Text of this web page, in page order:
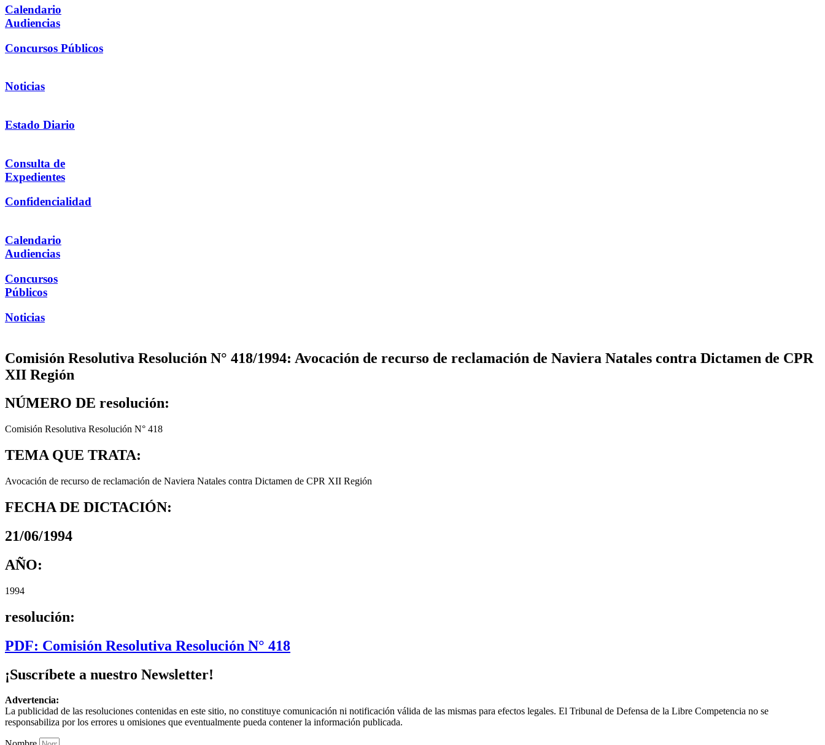
Calendario
Audiencias
Concursos Públicos
Noticias
Estado Diario
Consulta de
Expedientes
Confidencialidad
Calendario
Audiencias
Concursos
Públicos
Noticias
Comisión Resolutiva Resolución N° 418/1994: Avocación de recurso de reclamación de Naviera Natales contra Dictamen de CPR
XII Región
NÚMERO DE resolución:
Comisión Resolutiva Resolución N° 418
TEMA QUE TRATA:
Avocación de recurso de reclamación de Naviera Natales contra Dictamen de CPR XII Región
FECHA DE DICTACIÓN:
21/06/1994
AÑO:
1994
resolución:
PDF: Comisión Resolutiva Resolución N° 418
¡Suscríbete a nuestro Newsletter!
Advertencia:
La publicidad de las resoluciones contenidas en este sitio, no constituye comunicación ni notificación válida de las mismas para efectos legales. El Tribunal de Defensa de la Libre Competencia no se
responsabiliza por los errores u omisiones que eventualmente pueda contener la información publicada.